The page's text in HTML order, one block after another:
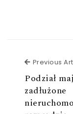
Previous
Podział
zadłużone